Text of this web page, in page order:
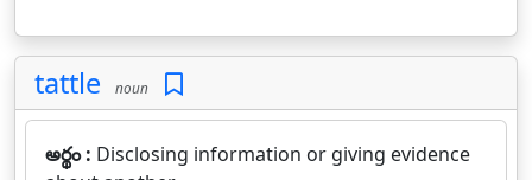
tattle noun
అర్థం : Disclosing information or giving evidence